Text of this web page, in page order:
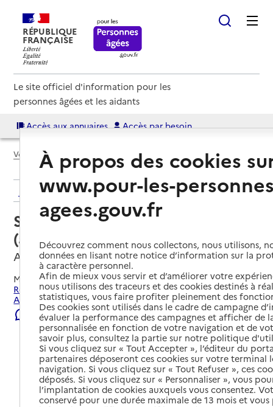
RÉPUBLIQUE
FRANÇAISE
Le site officiel d'information pour les
personnes âgées et les aidants
Accès aux annuaires Accès par besoin
Voir le fil d’Ariane
Retour aux résultats de l'annuaire
Service autonomie à domicile
(aide) – Services AAFP49 ADMR
Angers, MAINE-ET-LOIRE
Mis à jour le22/07/2026
Rechercher les établissements et services autour de
Angers.
Signaler une erreur
À propos des cookies
www.pour-les-
agees.gouv.fr
Découvrez comment nous collectons, nous utilisons,
données en lisant notre notice d’information sur la
à caractère personnel.
Afin de mieux vous servir et d’améliorer votre
nous utilisons des traceurs et des cookies destinés à
statistiques, vous faire profiter pleinement des
Des cookies sont utilisés dans le cadre de campagne
évaluer la performance des campagnes et afficher de
personnalisée en fonction de votre navigation et de
savoir plus, consultez la partie sur notre politique
Si vous cliquez sur « Tout Accepter », l’éditeur du
partenaires déposeront ces cookies sur votre terminal
navigation. Si vous cliquez sur « Tout Refuser », ces
déposés. Si vous cliquez sur « Personnaliser », vous
l’implantation de cookies auxquels vous consentez.
conservé pour une durée maximale de 13 mois et